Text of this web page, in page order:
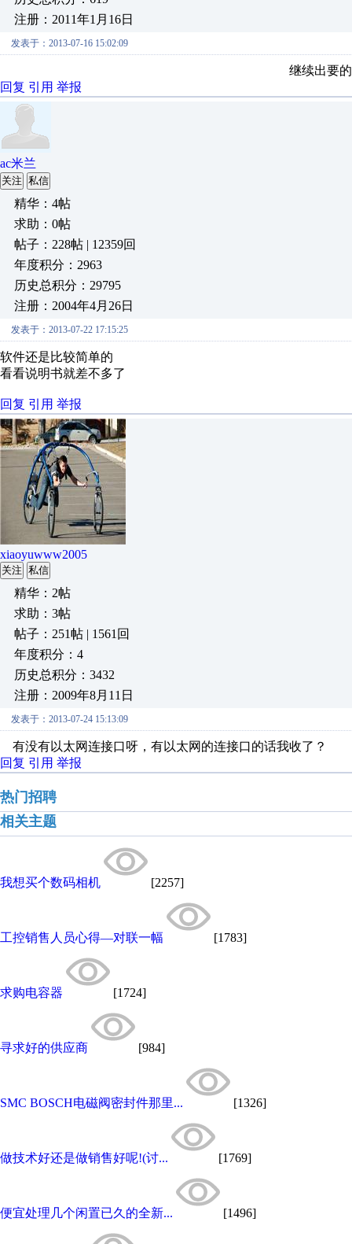
注册：2011年1月16日
发表于：2013-07-16 15:02:09
继续出要
回复 引用 举报
ac米兰
关注 私信
精华：4帖
求助：0帖
帖子：228帖 | 12359回
年度积分：2963
历史总积分：29795
注册：2004年4月26日
发表于：2013-07-22 17:15:25
软件还是比较简单的
看看说明书就差不多了
回复 引用 举报
xiaoyuwww2005
关注 私信
精华：2帖
求助：3帖
帖子：251帖 | 1561回
年度积分：4
历史总积分：3432
注册：2009年8月11日
发表于：2013-07-24 15:13:09
有没有以太网连接口呀，有以太网的连接口的话我收了？
回复 引用 举报
热门招聘
相关主题
我想买个数码相机 [2257]
工控销售人员心得—对联一幅 [1783]
求购电容器 [1724]
寻求好的供应商 [984]
SMC BOSCH电磁阀密封件那里... [1326]
做技术好还是做销售好呢!(讨... [1769]
便宜处理几个闲置已久的全新... [1496]